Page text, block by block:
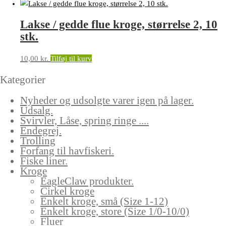
Lakse / gedde flue kroge, størrelse 2, 10
stk.
10,00 kr. Tilføj til kurv
Kategorier
Nyheder og udsolgte varer igen på lager.
Udsalg.
Svirvler, Låse, spring ringe ....
Endegrej.
Trolling
Forfang til havfiskeri.
Fiske liner.
Kroge
EagleClaw produkter.
Cirkel kroge
Enkelt kroge, små (Size 1-12)
Enkelt kroge, store (Size 1/0-10/0)
Fluer